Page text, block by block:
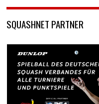
SQUASHNET PARTNER